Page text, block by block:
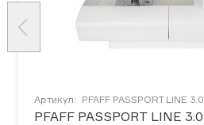
Артикул: PFAFF PASSPORT LINE 3.0
PFAFF PASSPORT LINE 3.0